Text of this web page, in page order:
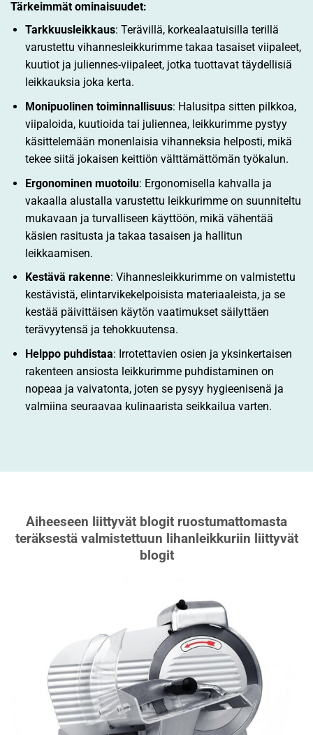
Tärkeimmät ominaisuudet:
Tarkkuusleikkaus: Terävillä, korkealaatuisilla terillä
varustettu vihannesleikkurimme takaa tasaiset viipaleet,
kuutiot ja juliennes-viipaleet, jotka tuottavat täydellisiä
leikkauksia joka kerta.
Monipuolinen toiminnallisuus: Halusitpa sitten pilkkoa,
viipaloida, kuutioida tai juliennea, leikkurimme pystyy
käsittelemään monenlaisia vihanneksia helposti, mikä
tekee siitä jokaisen keittiön välttämättömän työkalun.
Ergonominen muotoilu: Ergonomisella kahvalla ja
vakaalla alustalla varustettu leikkurimme on suunniteltu
mukavaan ja turvalliseen käyttöön, mikä vähentää
käsien rasitusta ja takaa tasaisen ja hallitun
leikkaamisen.
Kestävä rakenne: Vihannesleikkurimme on valmistettu
kestävistä, elintarvikekelpoisista materiaaleista, ja se
kestää päivittäisen käytön vaatimukset säilyttäen
terävyytensä ja tehokkuutensa.
Helppo puhdistaa: Irrotettavien osien ja yksinkertaisen
rakenteen ansiosta leikkurimme puhdistaminen on
nopeaa ja vaivatonta, joten se pysyy hygieenisenä ja
valmiina seuraavaa kulinaarista seikkailua varten.
Aiheeseen liittyvät blogit ruostumattomasta
teräksestä valmistettuun lihanleikkuriin liittyvät
blogit